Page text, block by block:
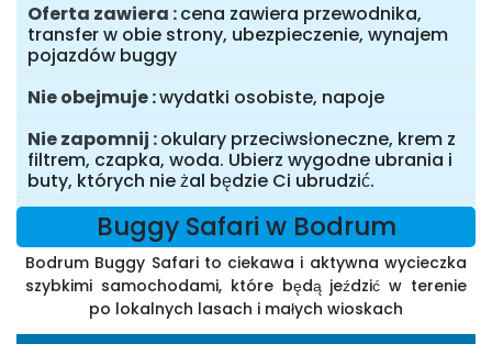
Oferta zawiera cena zawiera przewodnika,
transfer w obie strony, ubezpieczenie, wynajem
pojazdów buggy
Nie obejmuje wydatki osobiste, napoje
Nie zapomnij okulary przeciwsłoneczne, krem z
filtrem, czapka, woda. Ubierz wygodne ubrania i
buty, których nie żal będzie Ci ubrudzić.
Buggy Safari w Bodrum
Bodrum Buggy Safari to ciekawa i aktywna wycieczka
szybkimi samochodami, które będą jeździć w terenie
po lokalnych lasach i małych wioskach